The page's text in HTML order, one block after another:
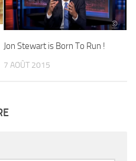
Jon Stewart is Born To Run !
7 AOÛT 2015